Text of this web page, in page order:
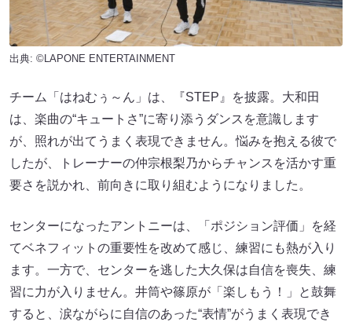
出典: ©LAPONE ENTERTAINMENT
チーム「はねむぅ～ん」は、『STEP』を披露。大和田
は、楽曲の“キュートさ”に寄り添うダンスを意識します
が、照れが出てうまく表現できません。悩みを抱える彼で
したが、トレーナーの仲宗根梨乃からチャンスを活かす重
要さを説かれ、前向きに取り組むようになりました。
センターになったアントニーは、「ポジション評価」を経
てベネフィットの重要性を改めて感じ、練習にも熱が入り
ます。一方で、センターを逃した大久保は自信を喪失、練
習に力が入りません。井筒や篠原が「楽しもう！」と鼓舞
すると、涙ながらに自信のあった“表情”がうまく表現でき